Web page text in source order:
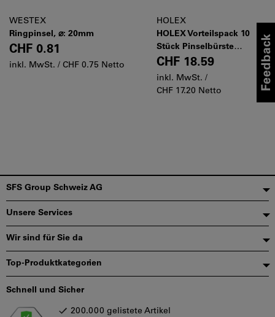
WESTEX
Ringpinsel, ⌀: 20mm
CHF 0.81
inkl. MwSt. / CHF 0.75 Netto
HOLEX
HOLEX Vorteilspack 10
Stück Pinselbürste
Stahldraht 0,30 mm
CHF 18.59
inkl. MwSt. /
CHF 17.20 Netto
Fußzeile
SFS Group Schweiz AG
Unsere Services
Wir sind für Sie da
Top-Produktkategorien
Schnell und Sicher
200.000 gelistete Artikel